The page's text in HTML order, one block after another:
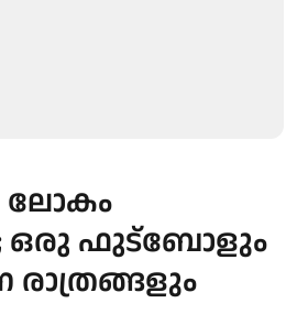
ഒരു ഫുട്‌ബോളും
രാത്രങ്ങളും